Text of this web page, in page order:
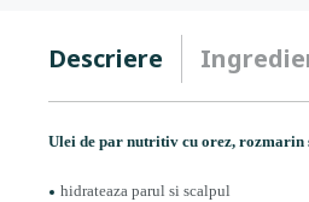
Descriere
Ulei de par nutritiv cu orez,
hidrateaza parul si scalpul